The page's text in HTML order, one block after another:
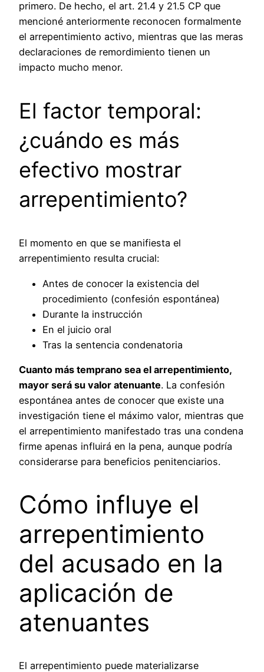
primero. De hecho, el art. 21.4 y 21.5 CP que
mencioné anteriormente reconocen formalmente
el arrepentimiento activo, mientras que las meras
declaraciones de remordimiento tienen un
impacto mucho menor.
El factor temporal:
¿cuándo es más
efectivo mostrar
arrepentimiento?
El momento en que se manifiesta el
arrepentimiento resulta crucial:
Antes de conocer la existencia del
procedimiento (confesión espontánea)
Durante la instrucción
En el juicio oral
Tras la sentencia condenatoria
Cuanto más temprano sea el arrepentimiento,
mayor será su valor atenuante. La confesión
espontánea antes de conocer que existe una
investigación tiene el máximo valor, mientras que
el arrepentimiento manifestado tras una condena
firme apenas influirá en la pena, aunque podría
considerarse para beneficios penitenciarios.
Cómo influye el
arrepentimiento
del acusado en la
aplicación de
atenuantes
El arrepentimiento puede materializarse